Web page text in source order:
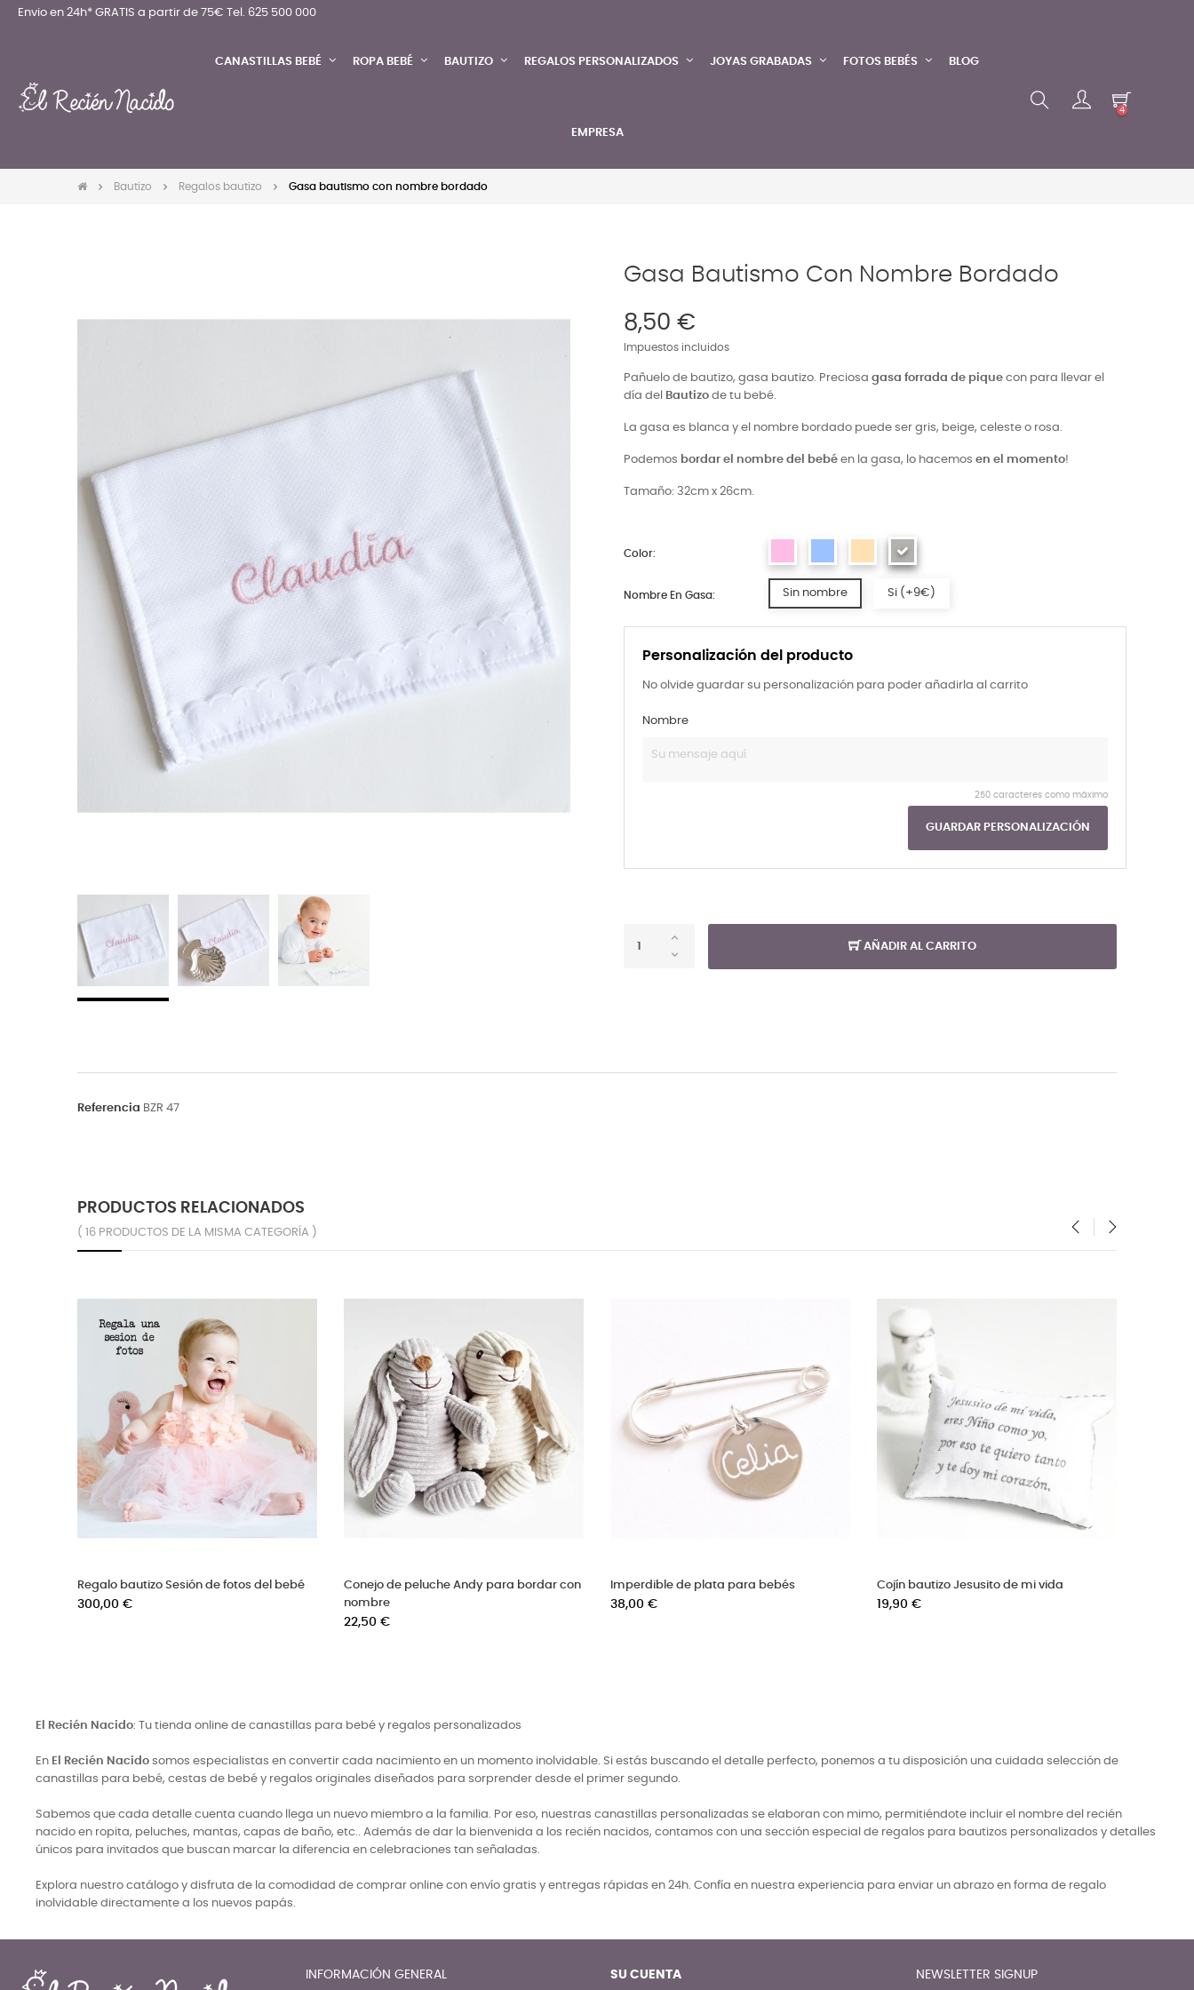
Envio en 24h* GRATIS a partir de 75€ Tel. 625 500 000
CANASTILLAS BEBÉ ROPA BEBÉ BAUTIZO REGALOS PERSONALIZADOS JOYAS GRABADAS FOTOS BEBÉS BLOG
EMPRESA
4
Bautizo Regalos bautizo Gasa bautismo con nombre bordado
Gasa Bautismo Con Nombre Bordado
8,50 €
Impuestos incluidos
Pañuelo de bautizo, gasa bautizo. Preciosa gasa forrada de pique con para llevar el
día del
Bautizo de tu bebé.
La gasa es blanca y el nombre bordado puede ser gris, beige, celeste o rosa.
Podemos bordar el nombre del bebé en la gasa, lo hacemos en el momento!
Tamaño: 32cm x 26cm.
Personalización del producto
No olvide guardar su personalización para poder añadirla al carrito
Nombre
250 caracteres como máximo
GUARDAR PERSONALIZACIÓN
Color:
Nombre En Gasa: Sin nombre Si (+9€)
AÑADIR AL CARRITO
Referencia BZR 47
PRODUCTOS RELACIONADOS
( 16 PRODUCTOS DE LA MISMA CATEGORÍA )
bautizo esclava de plata grabada
Vela personalizada Bautizo con nombre y
Concha bautismal madreperla con
Peluche grande estilo vintage para
Pendientes bebé de plata
El Recién Nacido: Tu tienda online de canastillas para bebé y regalos personalizados
En El Recién Nacido somos especialistas en convertir cada nacimiento en un momento inolvidable. Si estás buscando el detalle perfecto, ponemos a tu disposición una cuidada selección de
canastillas para bebé, cestas de bebé y regalos originales diseñados para sorprender desde el primer segundo.
Sabemos que cada detalle cuenta cuando llega un nuevo miembro a la familia. Por eso, nuestras canastillas personalizadas se elaboran con mimo, permitiéndote incluir el nombre del recién
nacido en ropita, peluches, mantas, capas de baño, etc.. Además de dar la bienvenida a los recién nacidos, contamos con una sección especial de regalos para bautizos personalizados y detalles
únicos para invitados que buscan marcar la diferencia en celebraciones tan señaladas.
Explora nuestro catálogo y disfruta de la comodidad de comprar online con envío gratis y entregas rápidas en 24h. Confía en nuestra experiencia para enviar un abrazo en forma de regalo
inolvidable directamente a los nuevos papás.
INFORMACIÓN GENERAL SU CUENTA NEWSLETTER SIGNUP